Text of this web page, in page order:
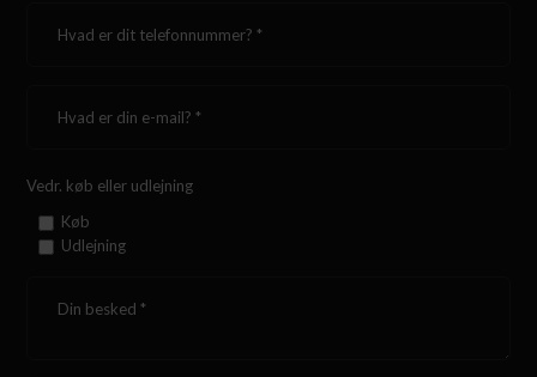
Vedr. køb eller udlejning
Køb
Udlejning